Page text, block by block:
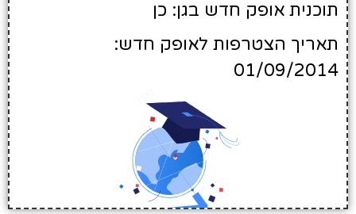
תוכנית אופק חדש בגן: כן
תאריך הצטרפות לאופק חדש:
01/09/2014